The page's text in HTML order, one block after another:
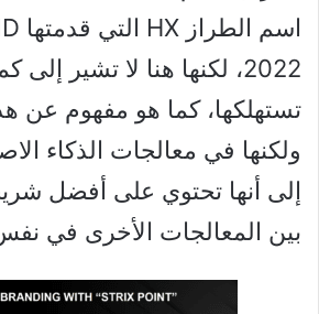
2022، لكنها هنا لا تشير
تستهلكها، كما هو مفهوم عن
ولكنها في معالجات الذكاء
بين المعالجات الأخرى في نفس